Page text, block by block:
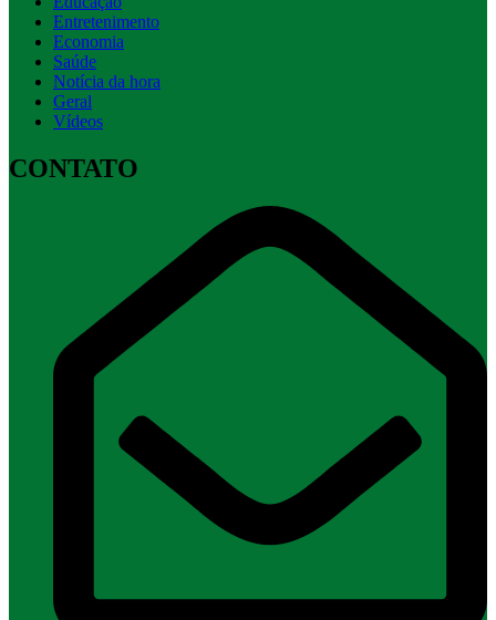
Entretenimento
Economia
Saúde
Notícia da hora
Geral
Vídeos
CONTATO